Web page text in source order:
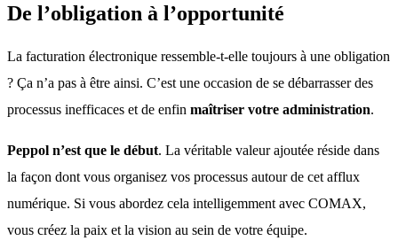
De l’obligation à l’opportunité
La facturation électronique ressemble-t-elle toujours à une obligation
? Ça n’a pas à être ainsi. C’est une occasion de se débarrasser des
processus inefficaces et de enfin maîtriser votre administration.
Peppol n’est que le début. La véritable valeur ajoutée réside dans
la façon dont vous organisez vos processus autour de cet afflux
numérique. Si vous abordez cela intelligemment avec COMAX,
vous créez la paix et la vision au sein de votre équipe.